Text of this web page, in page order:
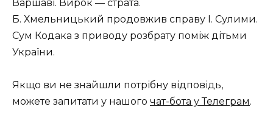
Варшаві. Вирок — страта.
Б. Хмельницький продовжив справу І. Сулими.
Сум Кодака з приводу розбрату поміж дітьми
України.
Якщо ви не знайшли потрібну відповідь,
можете запитати у нашого чат-бота у Телеграм.